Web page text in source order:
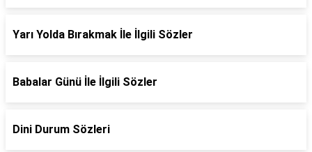
Yarı Yolda Bırakmak İle İlgili Sözler
Babalar Günü İle İlgili Sözler
Dini Durum Sözleri